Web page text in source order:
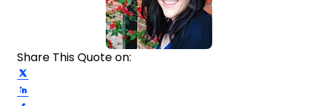
Share This Quote on: